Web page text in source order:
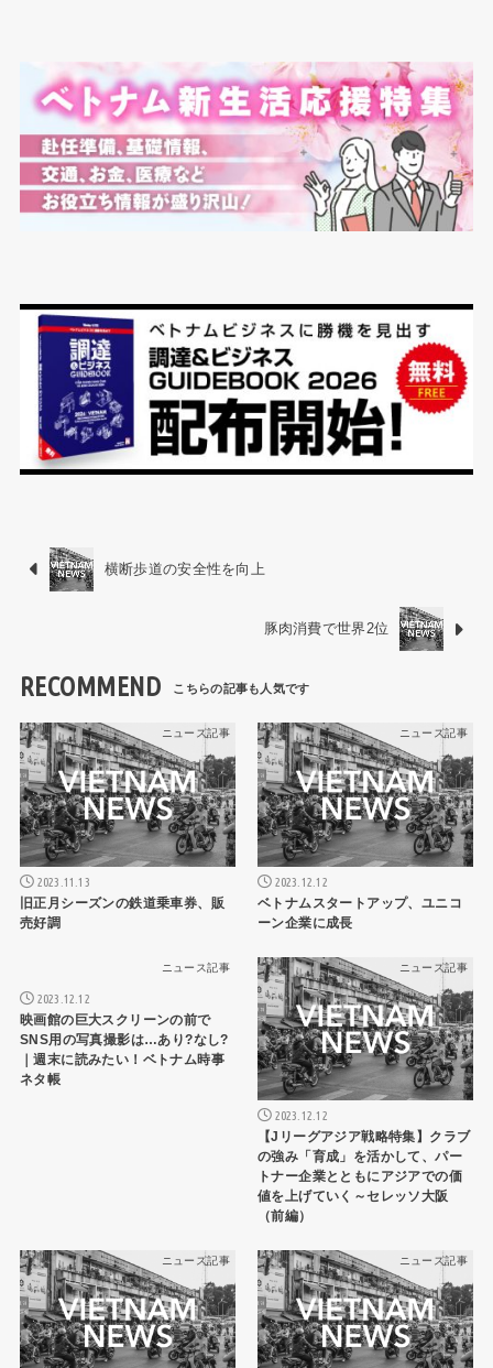
横断歩道の安全性を向上
豚肉消費で世界2位
RECOMMEND
ニュース記事
2023.11.13
旧正月シーズンの鉄道乗車券、販
売好調
ニュース記事
2023.12.12
ベトナムスタートアップ、ユニコ
ーン企業に成長
ニュース記事
2023.12.12
映画館の巨大スクリーンの前で
SNS用の写真撮影は…あり?なし?
｜週末に読みたい！ベトナム時事
ネタ帳
ニュース記事
2023.12.12
【Jリーグアジア戦略特集】クラブ
の強み「育成」を活かして、パー
トナー企業とともにアジアでの価
値を上げていく～セレッソ大阪
（前編）
ニュース記事 ニュース記事